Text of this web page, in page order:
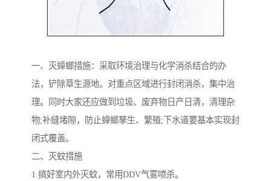
一、灭蟑螂措施：采取环境治理与化学消杀结合的办
法，铲除草生源地。对重点区域进行封闭消杀，集中治
理。同时大家还应做到垃圾、废弃物日产日清，清理杂
物;补缝堵隙，防止蟑螂孳生、繁殖;下水道要基本实现封
闭式覆盖。
二、灭蚊措施
1.搞好室内外灭蚊，常用DDV气雾喷杀。